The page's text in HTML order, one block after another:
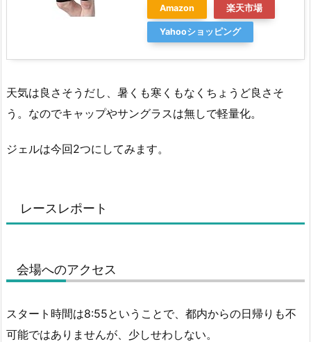
Amazon 楽天市場
Yahooショッピング
天気は良さそうだし、暑くも寒くもなくちょうど良さそ
う。なのでキャップやサングラスは無しで軽量化。
ジェルは今回2つにしてみます。
レースレポート
会場へのアクセス
スタート時間は8:55ということで、都内からの日帰りも不
可能ではありませんが、少しせわしない。